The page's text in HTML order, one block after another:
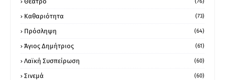
Καθαριότητα (73)
Πρόσληψη (64)
Άγιος Δημήτριος (61)
Λαϊκή Συσπείρωση (60)
Σινεμά (60)